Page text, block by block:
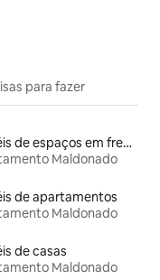
para fazer
Aluguéis de espaços em frente à praia
Maldonado
de apartamentos
Maldonado
de casas
Maldonado